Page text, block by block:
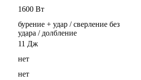
1600 Вт
бурение + удар / сверление без
удара / долбление
11 Дж
нет
нет